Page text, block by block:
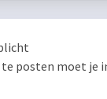
posten moet je